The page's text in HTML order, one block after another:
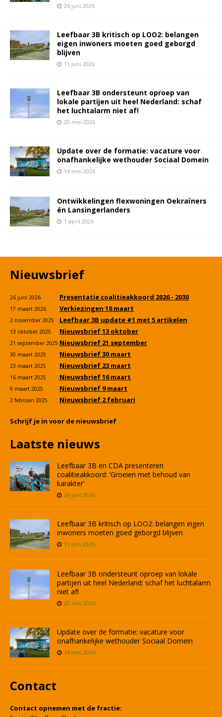
26 juni 2026
Leefbaar 3B kritisch op LOO2: belangen
eigen inwoners moeten goed geborgd
blijven
11 juni 2026
Leefbaar 3B ondersteunt oproep van
lokale partijen uit heel Nederland: schaf
het luchtalarm niet af!
20 mei 2026
Update over de formatie: vacature voor
onafhankelijke wethouder Sociaal Domein
14 mei 2026
Ontwikkelingen flexwoningen Oekraïners
én Lansingerlanders
1 april 2026
Nieuwsbrief
26 juni 2026 Presentatie coalitieakkoord 2026 - 2030
17 maart 2026 Verkiezingen 18 maart
2 november 2025 Leefbaar 3B update #1 met 5 artikelen
13 oktober 2025 Nieuwsbrief 13 oktober
21 september 2025 Nieuwsbrief 21 september
30 maart 2025 Nieuwsbrief 30 maart
23 maart 2025 Nieuwsbrief 23 maart
16 maart 2025 Nieuwsbrief 16 maart
9 maart 2025 Nieuwsbrief 9 maart
2 februari 2025 Nieuwsbrief 2 februari
Schrijf je in voor de nieuwsbrief
Laatste nieuws
Leefbaar 3B en CDA presenteren
coalitieakkoord: ‘Groeien met behoud van
karakter’
26 juni 2026
Leefbaar 3B kritisch op LOO2: belangen eigen
inwoners moeten goed geborgd blijven
11 juni 2026
Leefbaar 3B ondersteunt oproep van lokale
partijen uit heel Nederland: schaf het luchtalarm
niet af!
20 mei 2026
Update over de formatie: vacature voor
onafhankelijke wethouder Sociaal Domein
14 mei 2026
Contact
Contact opnemen met de fractie: